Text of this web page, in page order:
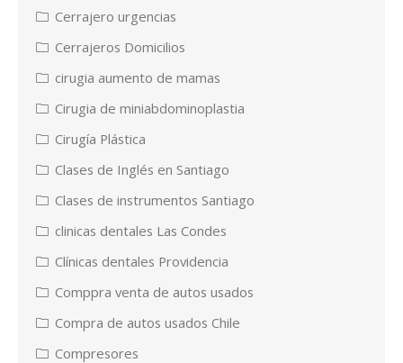
Cerrajero urgencias
Cerrajeros Domicilios
cirugia aumento de mamas
Cirugia de miniabdominoplastia
Cirugía Plástica
Clases de Inglés en Santiago
Clases de instrumentos Santiago
clinicas dentales Las Condes
Clínicas dentales Providencia
Comppra venta de autos usados
Compra de autos usados Chile
Compresores